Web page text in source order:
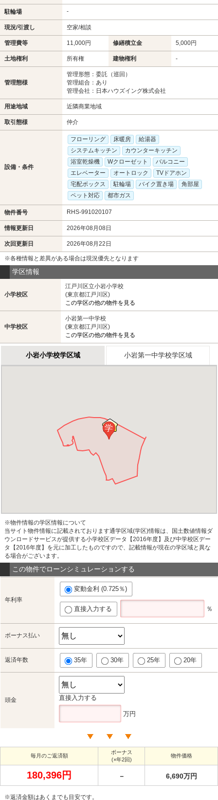
駐輪場 -
現況/引渡し 空家/相談
管理費等 11,000円 修繕積立金 5,000円
土地権利 所有権 建物権利 -
管理態様
管理形態：委託（巡回）
管理組合：あり
管理会社：日本ハウズイング株式会社
用途地域 近隣商業地域
取引態様 仲介
設備・条件
フローリング 床暖房
給湯器
システムキッチン
カウンターキッチン
浴室乾燥機
Wクローゼット
バルコニー
エレベーター
オートロック
TVドアホン
宅配ボックス
駐輪場 バイク置き場
角部屋
ペット対応
都市ガス
物件番号 RHS-991020107
情報更新日 2026年08月08日
次回更新日 2026年08月22日
※各種情報と差異がある場合は現況優先となります
学区情報
小学校区
江戸川区立小岩小学校
(東京都江戸川区)
この学区の他の物件を見る
中学校区
小岩第一中学校
(東京都江戸川区)
この学区の他の物件を見る
小岩小学校学区域 小岩第一中学校学区域
学
※物件情報の学区情報について
当サイト物件情報に記載されております通学区域(学区)情報は、国土数値情報ダ
ウンロードサービスが提供する小学校区データ【2016年度】及び中学校区デー
タ【2016年度】を元に加工したものですので、記載情報が現在の学区域と異な
る場合がございます。
この物件でローンシミュレーションする
年利率
変動金利 (0.725％)
直接入力する ％
ボーナス払い
返済年数 35年 30年 25年 20年
頭金 直接入力する
万円
毎月のご返済額
ボーナス
(×年2回)
物件価格
180,396円 － 6,690万円
※返済金額はあくまでも目安です。